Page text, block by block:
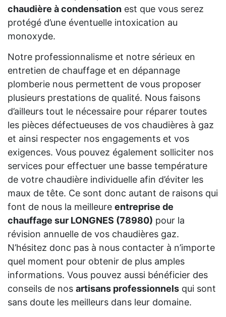
chaudière à condensation est que vous serez
protégé d’une éventuelle intoxication au
monoxyde.
Notre professionnalisme et notre sérieux en
entretien de chauffage et en dépannage
plomberie nous permettent de vous proposer
plusieurs prestations de qualité. Nous faisons
d’ailleurs tout le nécessaire pour réparer toutes
les pièces défectueuses de vos chaudières à gaz
et ainsi respecter nos engagements et vos
exigences. Vous pouvez également solliciter nos
services pour effectuer une basse température
de votre chaudière individuelle afin d’éviter les
maux de tête. Ce sont donc autant de raisons qui
font de nous la meilleure entreprise de
chauffage sur LONGNES (78980) pour la
révision annuelle de vos chaudières gaz.
N’hésitez donc pas à nous contacter à n’importe
quel moment pour obtenir de plus amples
informations. Vous pouvez aussi bénéficier des
conseils de nos artisans professionnels qui sont
sans doute les meilleurs dans leur domaine.